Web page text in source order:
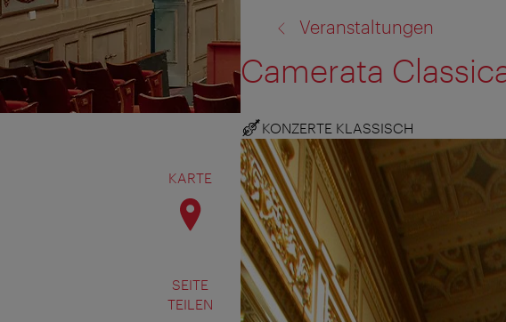
KARTE
SEITE
TEILEN
Veranstaltungen
Camerata
KONZERTE KLASSISCH